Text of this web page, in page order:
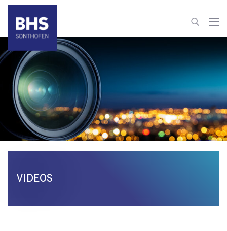
+49 8321 6099-530
process-technology@bhs-sonthofen.com
zum Kontakt
VIDEOS